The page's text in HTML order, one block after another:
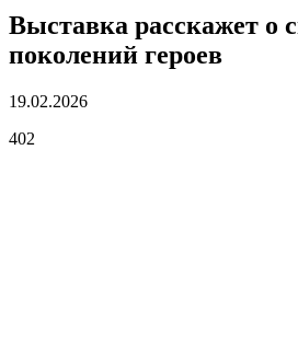
Выставка расскажет о
поколений героев
19.02.2026
402